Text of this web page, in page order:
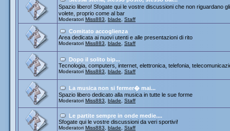
Spazio libero! Sfogate qui le vostre discussioni che non riguardano
volete, proprio come al bar
Moderatori Miss883 blade Staff
Comitato accoglienza
Area dedicata ai nuovi utenti e alle presentazioni di rito
Moderatori Miss883 blade Staff
Dopo il solito bip...
Tecnologia, computers, internet, elettronica, telefonia,
Moderatori Miss883 blade Staff
La musica non si fermer� mai...
Spazio libero dedicato alla musica in tutte le sue forme
Moderatori Miss883 blade Staff
Le partite sempre in onde medie....
Sfogate qui le vostre discussioni da veri sportivi!
Moderatori Miss883 blade Staff